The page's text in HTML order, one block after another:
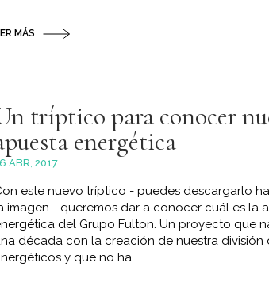
MÁS
tríptico para conocer
energética
ABR, 2017
este nuevo tríptico - puedes descargarlo
imagen - queremos dar a conocer cuál es la
del Grupo Fulton. Un proyecto que
década con la creación de nuestra división
y que no ha...